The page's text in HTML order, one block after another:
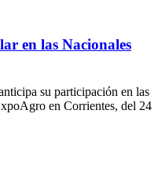
en las Nacionales
su participación en las
en Corrientes, del 24